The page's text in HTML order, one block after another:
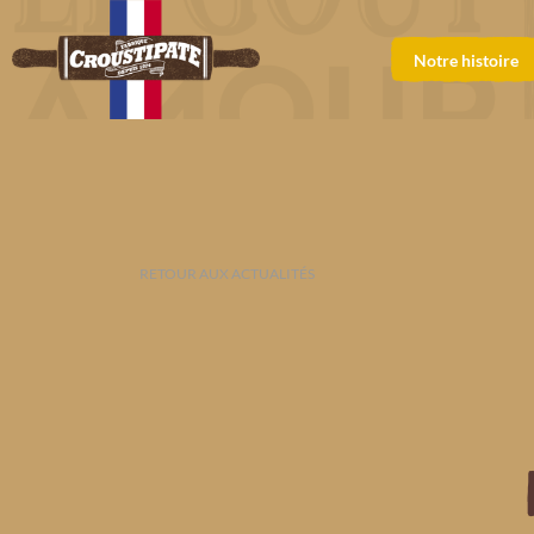
Notre histoire
RETOUR AUX ACTUALITÉS